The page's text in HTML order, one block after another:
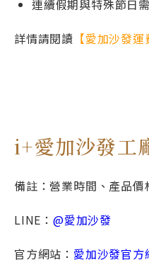
連續假期與特殊節日
詳情請閱讀 【愛加沙發運
i+愛加沙發工
備註：營業時間、產品
LINE： @愛加沙發
官方網站： 愛加沙發官方